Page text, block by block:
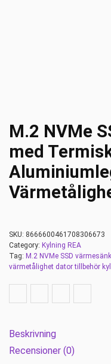
M.2 NVMe
med
SKU: 8666600461708306673
Category: Kylning REA
Tag: M.2 NVMe SSD
värmetålighet dator tillbehör
Beskrivning
Recensioner (0)